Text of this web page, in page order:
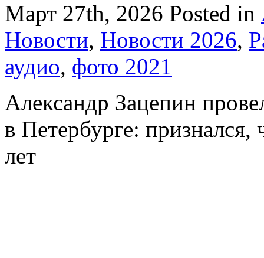
Март 27th, 2026 Posted in
Новости, Новости 2026,
аудио, фото 2021
Александр Зацепин
в Петербурге:
лет